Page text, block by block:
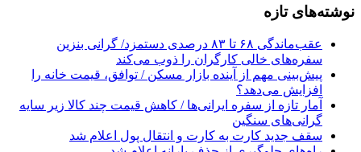
نوشته‌های تازه
عقب‌ماندگی ۶۸ تا ۸۳ درصدی دستمزد/ گرانی بنزین
سفره‌های خالی کارگران را ذوب می‌کند
پیش‌بینی مهم از آینده بازار مسکن / توافق، قیمت خانه را
افزایش می‌دهد؟
آمار تازه از سفره ایرانی‌ها / کاهش قیمت چند کالا زیر سایه
گرانی‌های سنگین
سقف جدید کارت به کارت و انتقال پول اعلام شد